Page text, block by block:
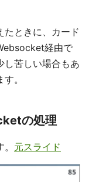
たときに、カード
経由で
し苦しい場合もあ
。
の処理
元スライド